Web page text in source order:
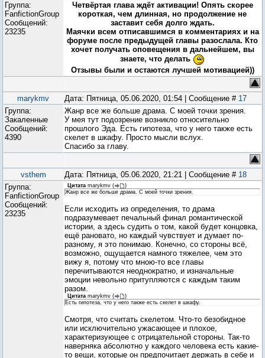
Группа:
FanfictionGroup
Сообщений:
23235
Четвёртая глава ждёт активации! Опять скорее
короткая, чем длинная, но продолжение не
заставит себя долго ждать.
Маячки всем отписавшимся в комментариях и на
форуме после предыдущей главы разослала. Кто
хочет получать оповещения в дальнейшем, вы
знаете, что делать
Отзывы были и остаются лучшей мотивацией))
marykmv Дата: Пятница, 05.06.2020, 01:54 | Сообщение # 17
Группа:
Закаленные
Сообщений:
4390
Жанр все же больше драма. С моей точки зрения.
У мея тут подозрение возникло относительно
прошлого Эда. Есть гипотеза, что у него также есть
скелет в шкафу. Просто мысли вслух.
Спасибо за главу.
vsthem Дата: Пятница, 05.06.2020, 21:21 | Сообщение # 18
Группа:
FanfictionGroup
Сообщений:
23235
Цитата marykmv (
)
Жанр все же больше драма. С моей точки зрения.
Если исходить из определения, то драма
подразумевает печальный финал романтической
истории, а здесь судить о том, какой будет концовка,
ещё рановато, но каждый чувствует и думает по-
разному, я это понимаю. Конечно, со стороны всё,
возможно, ощущается намного тяжелее, чем это
вижу я, потому что мною-то все главы
перечитываются неоднократно, и изначальные
эмоции невольно притупляются с каждым таким
разом.
Цитата marykmv (
)
Есть гипотеза, что у него также есть скелет в шкафу.
Смотря, что считать скелетом. Что-то безобидное
или исключительно ужасающее и плохое,
характеризующее с отрицательной стороны. Так-то
наверняка абсолютно у каждого человека есть какие-
то вещи, которые он предпочитает держать в себе и